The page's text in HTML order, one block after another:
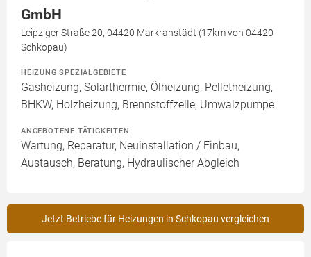
GmbH
Leipziger Straße 20, 04420 Markranstädt (17km von 04420
Schkopau)
HEIZUNG SPEZIALGEBIETE
Gasheizung, Solarthermie, Ölheizung, Pelletheizung,
BHKW, Holzheizung, Brennstoffzelle, Umwälzpumpe
ANGEBOTENE TÄTIGKEITEN
Wartung, Reparatur, Neuinstallation / Einbau,
Austausch, Beratung, Hydraulischer Abgleich
Jetzt Betriebe für Heizungen in Schkopau vergleichen